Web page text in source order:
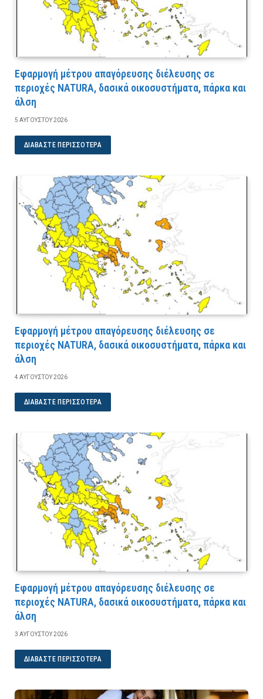
Εφαρμογή μέτρου απαγόρευσης διέλευσης σε
περιοχές NATURA, δασικά οικοσυστήματα, πάρκα και
άλση
5 ΑΥΓΟΎΣΤΟΥ 2026
ΔΙΑΒΆΣΤΕ ΠΕΡΙΣΣΌΤΕΡΑ
Εφαρμογή μέτρου απαγόρευσης διέλευσης σε
περιοχές NATURA, δασικά οικοσυστήματα, πάρκα και
άλση
4 ΑΥΓΟΎΣΤΟΥ 2026
ΔΙΑΒΆΣΤΕ ΠΕΡΙΣΣΌΤΕΡΑ
Εφαρμογή μέτρου απαγόρευσης διέλευσης σε
περιοχές NATURA, δασικά οικοσυστήματα, πάρκα και
άλση
3 ΑΥΓΟΎΣΤΟΥ 2026
ΔΙΑΒΆΣΤΕ ΠΕΡΙΣΣΌΤΕΡΑ